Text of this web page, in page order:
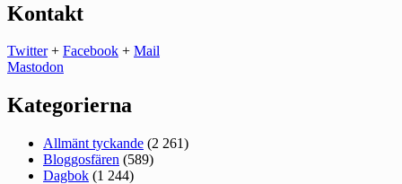
Kontakt
Twitter+ Facebook + Mail
Mastodon
Kategorierna
Allmänt tyckande (2 261)
Bloggosfären (589)
Dagbok (1 244)